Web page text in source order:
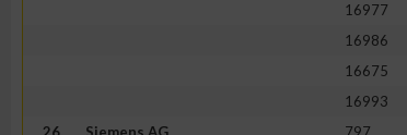
16977
16986
16675
16993